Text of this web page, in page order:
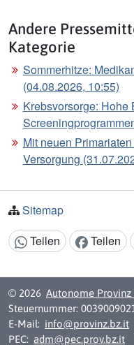
Andere
Kategorie
Sommerhitze:
(04.08.2026, 10:55)
Krebsvorsorge: Hohe
Mit neuen
Versorgung
Sitemap
Inhalt teilen:
Teilen Teilen
© 2026 Autonome Provinz
Steuernummer:
E-Mail: info@provinz.bz.it
PEC: adm@pec.prov.bz.it